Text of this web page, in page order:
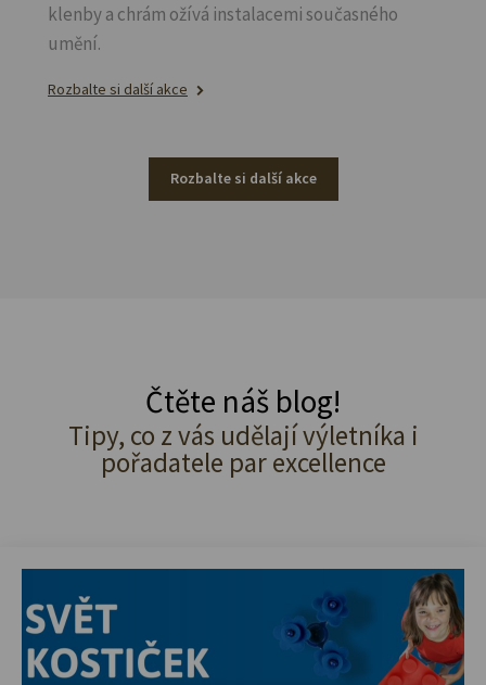
klenby a chrám ožívá instalacemi současného
umění.
Rozbalte si další akce
Rozbalte si další akce
Čtěte náš blog!
Tipy, co z vás udělají výletníka i
pořadatele par excellence